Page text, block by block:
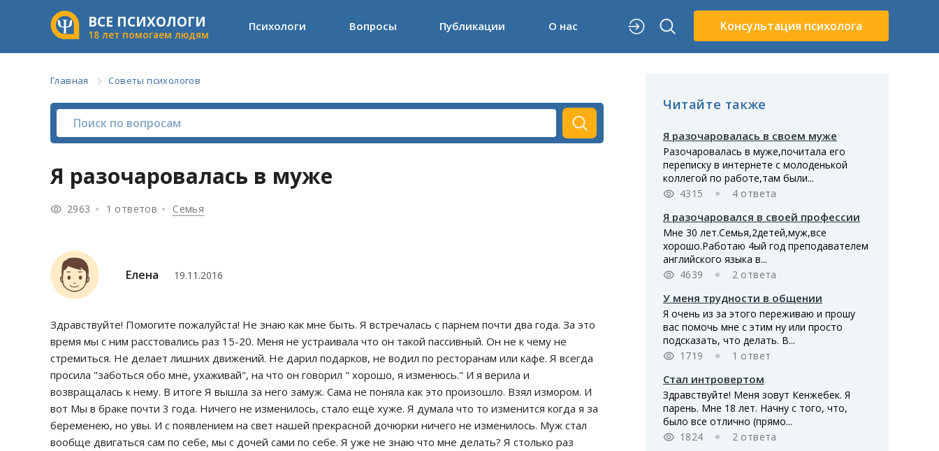
ВСЕ ПСИХОЛОГИ
18 лет помогаем людям
Психологи Вопросы Публикации О нас Консультация психолога
Главная Советы психологов
Я разочаровалась в муже
2963 1 ответов Семья
Елена 19.11.2016
Здравствуйте! Помогите пожалуйста! Не знаю как мне быть. Я встречалась с парнем почти два года. За это
время мы с ним расстовались раз 15-20. Меня не устраивала что он такой пассивный. Он не к чему не
стремиться. Не делает лишних движений. Не дарил подарков, не водил по ресторанам или кафе. Я всегда
просила "заботься обо мне, ухаживай", на что он говорил " хорошо, я изменюсь." И я верила и
возвращалась к нему. В итоге Я вышла за него замуж. Сама не поняла как это произошло. Взял измором. И
вот Мы в браке почти 3 года. Ничего не изменилось, стало ещё хуже. Я думала что то изменится когда я за
беременею, но увы. И с появлением на свет нашей прекрасной дочюрки ничего не изменилось. Муж стал
вообще двигаться сам по себе, мы с дочей сами по себе. Я уже не знаю что мне делать? Я столько раз
Читайте также
Я разочаровалась в своем муже
Разочаровалась в муже,почитала его
переписку в интернете с молоденькой
коллегой по работе,там были...
4315
4 ответа
Я разочаровался в своей профессии
Мне 30 лет.Семья,2детей,муж,все
хорошо.Работаю 4ый год преподавателем
английского языка в...
4639
2 ответа
У меня трудности в общении
Я очень из за этого переживаю и прошу
вас помочь мне с этим ну или просто
подсказать, что делать. В...
1719
1 ответ
Стал интровертом
Здравствуйте! Меня зовут Кенжебек. Я
парень. Мне 18 лет. Начну с того, что,
было все отлично (прямо...
1824
2 ответа